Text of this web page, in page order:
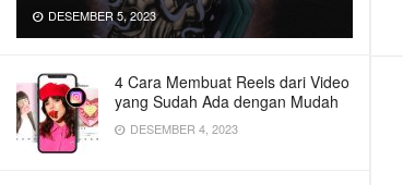
DESEMBER 5, 2023
4 Cara Membuat Reels dari Video
yang Sudah Ada dengan Mudah
DESEMBER 4, 2023